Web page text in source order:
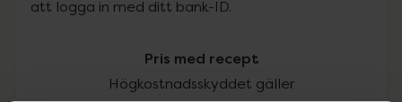
att logga in med ditt bank-ID.
Pris med recept
Högkostnadsskyddet gäller